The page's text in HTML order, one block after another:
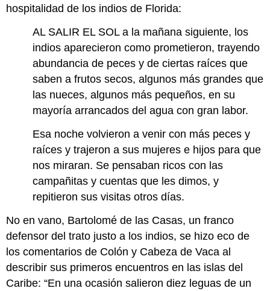
hospitalidad de los indios de Florida:
AL SALIR EL SOL a la mañana siguiente, los
indios aparecieron como prometieron, trayendo
abundancia de peces y de ciertas raíces que
saben a frutos secos, algunos más grandes que
las nueces, algunos más pequeños, en su
mayoría arrancados del agua con gran labor.
Esa noche volvieron a venir con más peces y
raíces y trajeron a sus mujeres e hijos para que
nos miraran. Se pensaban ricos con las
campañitas y cuentas que les dimos, y
repitieron sus visitas otros días.
No en vano, Bartolomé de las Casas, un franco
defensor del trato justo a los indios, se hizo eco de
los comentarios de Colón y Cabeza de Vaca al
describir sus primeros encuentros en las islas del
Caribe: “En una ocasión salieron diez leguas de un